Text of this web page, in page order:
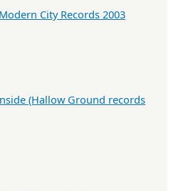
City Records 2003
(Hallow Ground records